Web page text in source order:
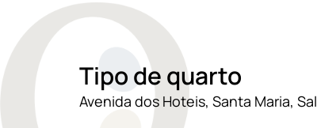
Tipo de quarto
Avenida dos Hoteis, Santa Maria, Sal